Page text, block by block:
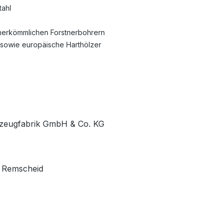
Forstnerbohrern
europäische Harthölzer
GmbH & Co. KG